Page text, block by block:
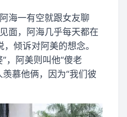
海一有空就跟女友聊
面，阿海几乎每天都在
倾诉对阿美的想念。
，阿美则叫他“傻老
慕他俩，因为“我们彼